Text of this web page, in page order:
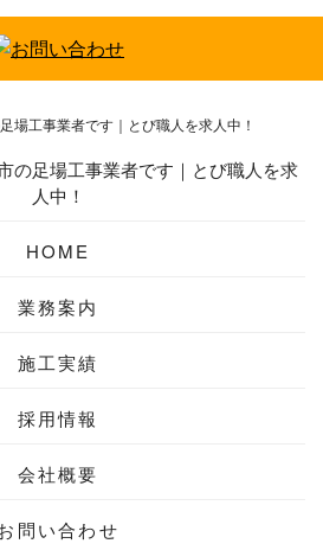
の足場工事業者です｜とび職人を求
人中！
HOME
業務案内
施工実績
採用情報
会社概要
問い合わせ